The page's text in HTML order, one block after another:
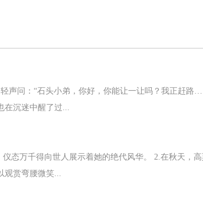
声问：“石头小弟，你好，你能让一让吗？我正赶路
沉迷中醒了过...
态万千得向世人展示着她的绝代风华。 2.在秋天，
观赏弯腰微笑...